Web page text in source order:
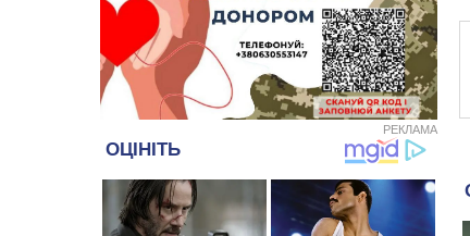
09:42
“Черкасиводоканал” пропонує
підвищити тарифи на воду та
водовідведення з 2027 року
09:08
Встановити гойдалки, карусель і
закупити іграшки: у Черкасах
дитсадку
08:22 “На щиті” у Чорнобаївську
громаду повертається полеглий
біля Кліщіївки воїн
РЕКЛАМА